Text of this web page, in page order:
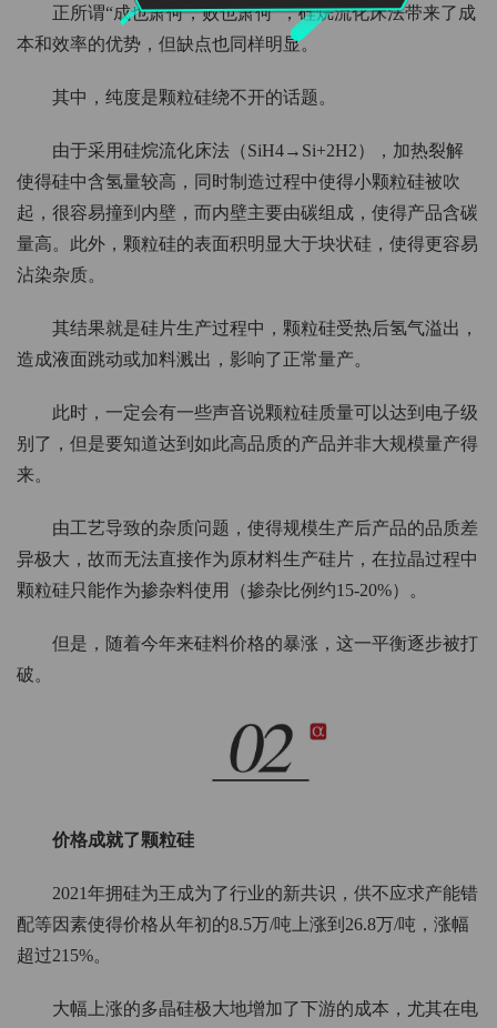
正所谓“成也萧何，败也萧何”，硅烷流化床法带来了成
本和效率的优势，但缺点也同样明显。
其中，纯度是颗粒硅绕不开的话题。
由于采用硅烷流化床法（SiH4→Si+2H2），加热裂解
使得硅中含氢量较高，同时制造过程中使得小颗粒硅被吹
起，很容易撞到内壁，而内壁主要由碳组成，使得产品含碳
量高。此外，颗粒硅的表面积明显大于块状硅，使得更容易
沾染杂质。
其结果就是硅片生产过程中，颗粒硅受热后氢气溢出，
造成液面跳动或加料溅出，影响了正常量产。
此时，一定会有一些声音说颗粒硅质量可以达到电子级
别了，但是要知道达到如此高品质的产品并非大规模量产得
来。
由工艺导致的杂质问题，使得规模生产后产品的品质差
异极大，故而无法直接作为原材料生产硅片，在拉晶过程中
颗粒硅只能作为掺杂料使用（掺杂比例约15-20%）。
但是，随着今年来硅料价格的暴涨，这一平衡逐步被打
破。
价格成就了颗粒硅
2021年拥硅为王成为了行业的新共识，供不应求产能错
配等因素使得价格从年初的8.5万/吨上涨到26.8万/吨，涨幅
超过215%。
大幅上涨的多晶硅极大地增加了下游的成本，尤其在电